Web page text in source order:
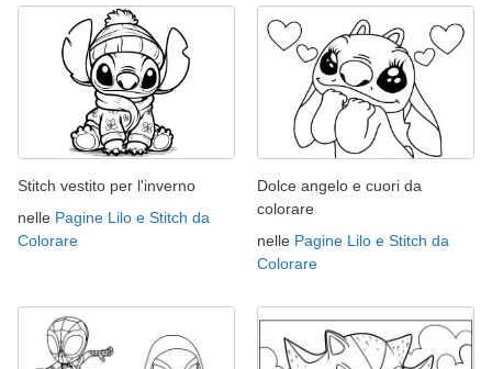
Stitch vestito per l'inverno
nelle Pagine Lilo e Stitch da
Colorare
Dolce angelo e cuori da
colorare
nelle Pagine Lilo e Stitch da
Colorare